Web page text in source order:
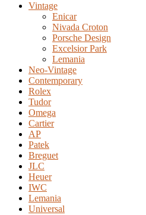
Vintage
Enicar
Nivada Croton
Porsche Design
Excelsior Park
Lemania
Neo-Vintage
Contemporary
Rolex
Tudor
Omega
Cartier
AP
Patek
Breguet
JLC
Heuer
IWC
Lemania
Universal